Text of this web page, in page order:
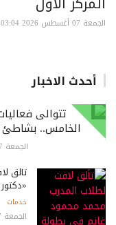
الجمعة 07 أغسطس 2026 03:04 صباحاً
أحدث الاخبار
تتوالى
الخامس.. بشاطئ
الجمعة 07 أغسطس 2026 03:50 صباحاً
تألق
«دكتور ماث»
خدمات
الجمعة 07 أغسطس 2026 03:04 صباحاً